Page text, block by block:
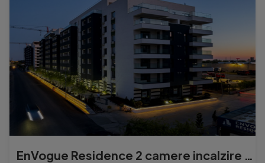
EnVogue Residence 2 camere incalzire in pardoseala et2